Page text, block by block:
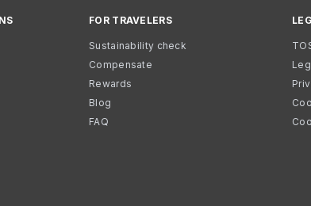
FOR TRAVELERS
Sustainability check
Compensate
Rewards
Blog
FAQ